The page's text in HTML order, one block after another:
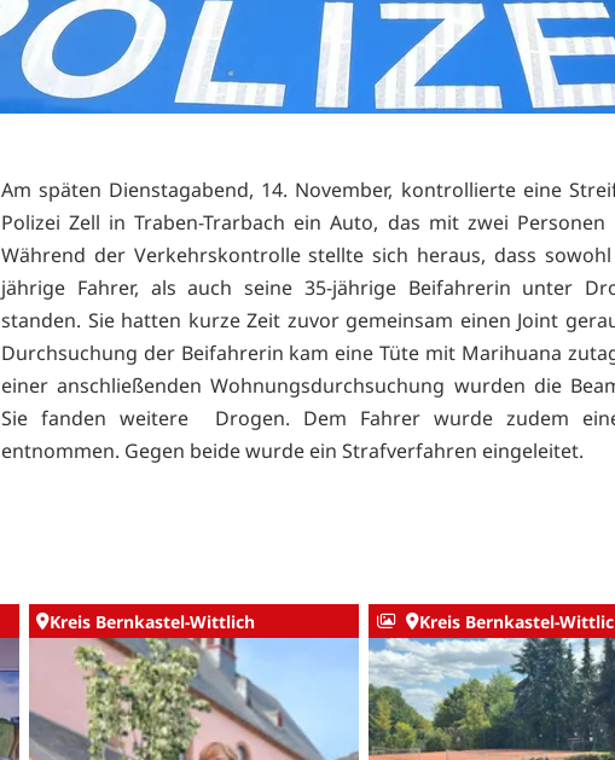
Am späten Dienstagabend, 14. November, kontrollierte eine
Polizei Zell in Traben-Trarbach ein Auto, das mit zwei Personen
Während der Verkehrskontrolle stellte sich heraus, dass
jährige Fahrer, als auch seine 35-jährige Beifahrerin unter
standen. Sie hatten kurze Zeit zuvor gemeinsam einen Joint
Durchsuchung der Beifahrerin kam eine Tüte mit Marihuana
einer anschließenden Wohnungsdurchsuchung wurden die
Sie fanden weitere Drogen. Dem Fahrer wurde zudem
entnommen. Gegen beide wurde ein Strafverfahren eingeleitet.
Kreis Bernkastel-Wittlich Kreis Bernkastel-